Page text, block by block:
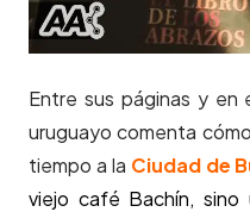
Entre sus páginas y en
uruguayo comenta
tiempo a la Ciudad de
viejo café Bachín,